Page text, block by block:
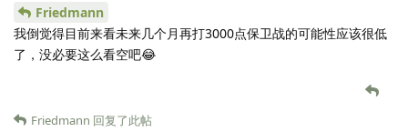
Friedmann
我倒觉得目前来看未来几个月再打3000点保卫战的可能性应该很低
了，没必要这么看空吧😂
Friedmann 回复了此帖